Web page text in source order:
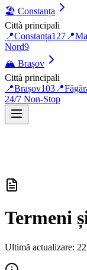
🏖️ Constanța
Città principali
📍Constanța127 📍
Nord9
🏔️ Brașov
Città principali
📍Brașov103 📍
24/7 Non-Stop
Termeni
Ultimă actualizare: